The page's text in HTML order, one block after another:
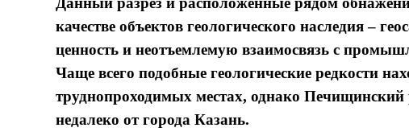
качестве объектов геологического наследия –
ценность и неотъемлемую взаимосвязь с
Чаще всего подобные геологические редкости
труднопроходимых местах, однако Печищинский
недалеко от города Казань.